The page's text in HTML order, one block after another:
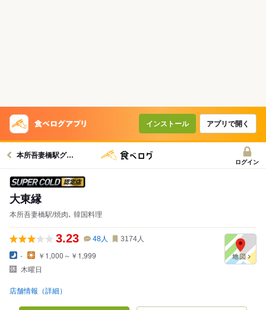
インストール アプリで開く
本所吾妻橋駅グルメへ
ログイン
大東縁
本所吾妻橋駅/焼肉､ 韓国料理
3.23 48人 3174人
-
￥1,000～￥1,999
木曜日
店舗情報（詳細）